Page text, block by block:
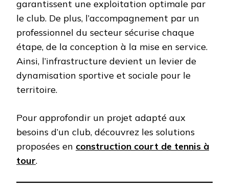
garantissent une exploitation optimale par
le club. De plus, l’accompagnement par un
professionnel du secteur sécurise chaque
étape, de la conception à la mise en service.
Ainsi, l’infrastructure devient un levier de
dynamisation sportive et sociale pour le
territoire.
Pour approfondir un projet adapté aux
besoins d’un club, découvrez les solutions
proposées en construction court de tennis à
tour.